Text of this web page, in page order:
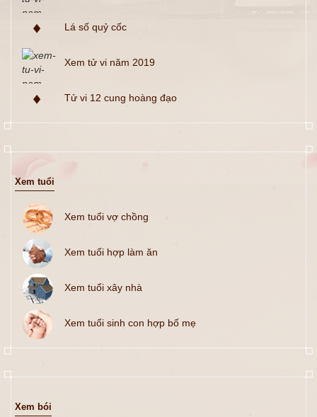
Lá số quỷ cốc
Xem tử vi năm 2019
Tử vi 12 cung hoàng đạo
Xem tuổi
Xem tuổi vợ chồng
Xem tuổi hợp làm ăn
Xem tuổi xây nhà
Xem tuổi sinh con hợp bố mẹ
Xem bói